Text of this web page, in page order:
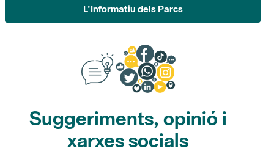
L'Informatiu dels Parcs
Suggeriments, opinió i
xarxes socials